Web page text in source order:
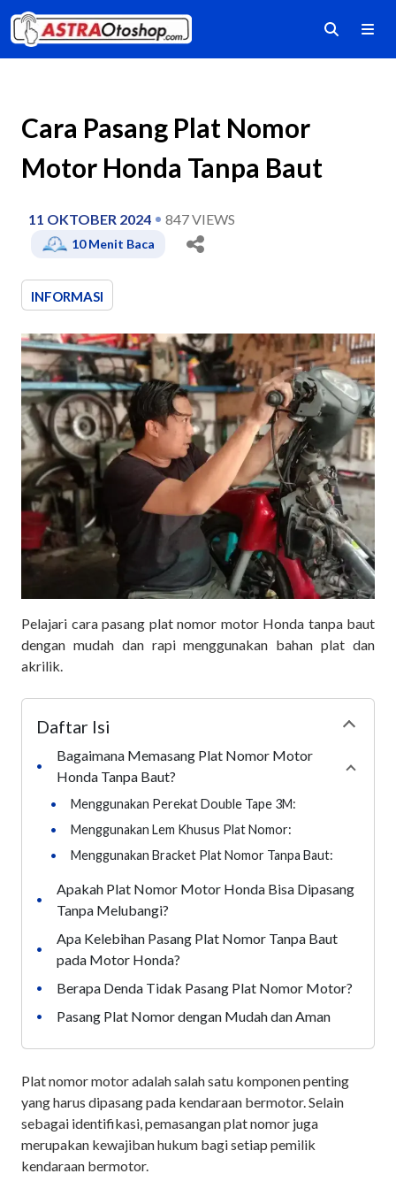
Cara Pasang Plat Nomor
Motor Honda Tanpa Baut
11 OKTOBER 2024 847VIEWS
10Menit Baca
INFORMASI
Pelajari cara pasang plat nomor motor Honda tanpa baut
dengan mudah dan rapi menggunakan bahan plat dan
akrilik.
Daftar Isi
•
Bagaimana Memasang Plat Nomor Motor
Honda Tanpa Baut?
•
Menggunakan Perekat Double Tape 3M:
•
Menggunakan Lem Khusus Plat Nomor:
•
Menggunakan Bracket Plat Nomor Tanpa Baut:
•
Apakah Plat Nomor Motor Honda Bisa Dipasang
Tanpa Melubangi?
•
Apa Kelebihan Pasang Plat Nomor Tanpa Baut
pada Motor Honda?
• Berapa Denda Tidak Pasang Plat Nomor Motor?
• Pasang Plat Nomor dengan Mudah dan Aman
Plat nomor motor adalah salah satu komponen penting
yang harus dipasang pada kendaraan bermotor. Selain
sebagai identifikasi, pemasangan plat nomor juga
merupakan kewajiban hukum bagi setiap pemilik
kendaraan bermotor.